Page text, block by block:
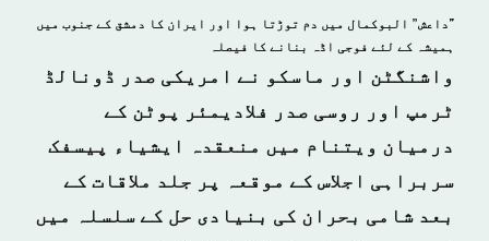
"داعش” البوکمال میں دم توڑتا ہوا اور ایران کا دمشق کے جنوب میں
ہمیشہ کے لئے فوجی اڈہ بنانے کا فیصلہ
واشنگٹن اور ماسکو نے امریکی صدر ڈونالڈ
ٹرمپ اور روسی صدر فلادیمئر پوٹن کے
درمیان ویتنام میں منعقدہ ایشیاء پیسفک
سربراہی اجلاس کے موقعہ پر جلد ملاقات کے
بعد شامی بحران کی بنیادی حل کے سلسلہ میں